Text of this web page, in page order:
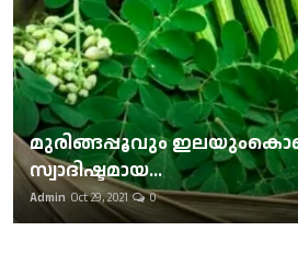
മുരിങ്ങപ്പൂവും
സ്വാദിഷ്ടമായ...
Admin Oct 29, 2021 0